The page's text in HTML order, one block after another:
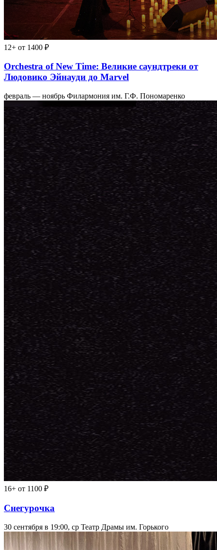
12+ от 1400 ₽
Orchestra of New Time: Великие саундтреки от
Людовико Эйнауди до Marvel
февраль — ноябрь Филармония им. Г.Ф. Пономаренко
16+ от 1100 ₽
Снегурочка
30 сентября в 19:00, ср Театр Драмы им. Горького